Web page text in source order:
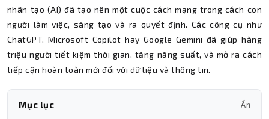
nhân tạo (AI) đã tạo nên một cuộc cách mạng trong cách con
người làm việc, sáng tạo và ra quyết định. Các công cụ như
ChatGPT, Microsoft Copilot hay Google Gemini đã giúp hàng
triệu người tiết kiệm thời gian, tăng năng suất, và mở ra cách
tiếp cận hoàn toàn mới đối với dữ liệu và thông tin.
Mục lục Ẩn